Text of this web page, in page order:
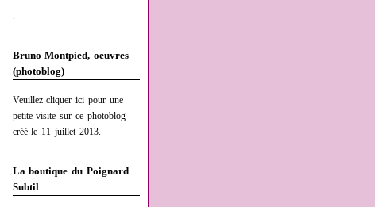
.
Bruno Montpied, oeuvres
(photoblog)
Veuillez cliquer ici pour une
petite visite sur ce photoblog
créé le 11 juillet 2013.
La boutique du Poignard
Subtil